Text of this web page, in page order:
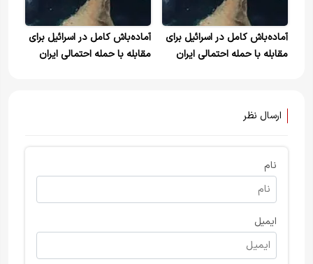
آماده‌باش کامل در اسرائیل برای
مقابله با حمله احتمالی ایران
آماده‌باش کامل در اسرائیل برای
مقابله با حمله احتمالی ایران
ارسال نظر
نام
ایمیل